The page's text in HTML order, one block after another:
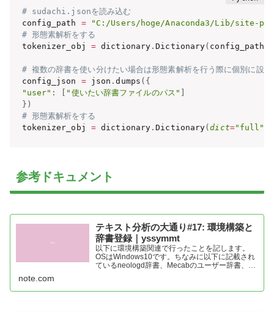
# sudachi.jsonを読み込む
config_path =
"C:/Users/hoge/Anaconda3/Lib/site-
# 形態素解析をする
tokenizer_obj = dictionary .Dictionary( config_path
# 複数の辞書を使い分けたい場合は形態素解析を行う際に個別に設定
config_json = json .dumps ( {
"user" : "使いたい辞書ファイルのパス"
} )
# 形態素解析をする
tokenizer_obj = dictionary .Dictionary(dict="full"
参考ドキュメント
テキスト分析の大通り#17: 環境構築と
辞書登録｜yssymmt
以下に環境構築関連で行ったことを記します。
OSはWindows10です。ちなみに以下に記載され
ているneologd辞書、Mecabのユーザー辞書、
します。 Teradataの環境 以...
note.com